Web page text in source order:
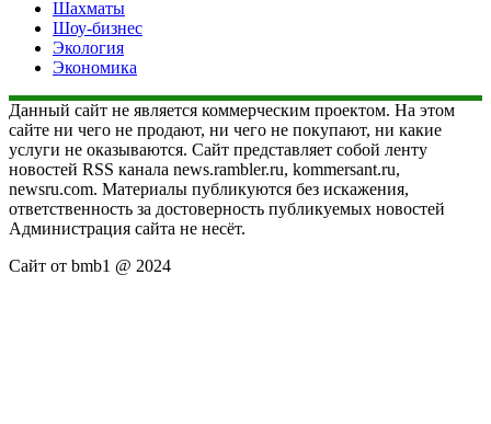
Шахматы
Шоу-бизнес
Экология
Экономика
Данный сайт не является коммерческим проектом. На этом
сайте ни чего не продают, ни чего не покупают, ни какие
услуги не оказываются. Сайт представляет собой ленту
новостей RSS канала news.rambler.ru, kommersant.ru,
newsru.com. Материалы публикуются без искажения,
ответственность за достоверность публикуемых новостей
Администрация сайта не несёт.
Сайт от bmb1 @ 2024